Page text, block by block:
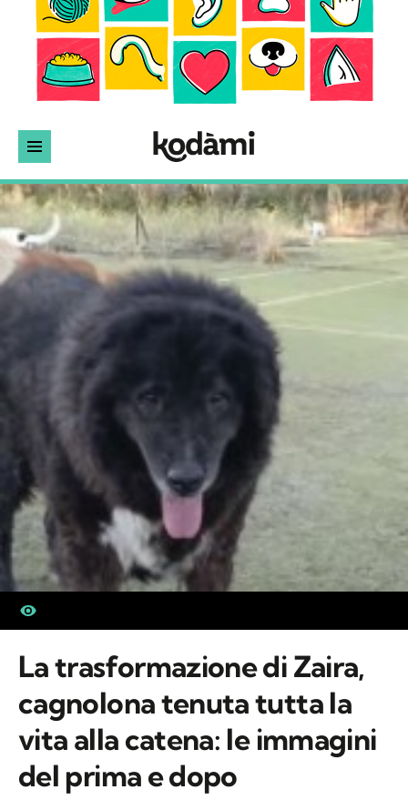
La trasformazione di Zaira,
cagnolona tenuta tutta la
vita alla catena: le immagini
del prima e dopo